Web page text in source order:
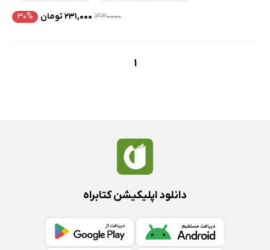
۳۳۰۰۰۰ ۲۳۱,۰۰۰ تومان ۳۰%
1
دانلود اپلیکیشن کتابراه